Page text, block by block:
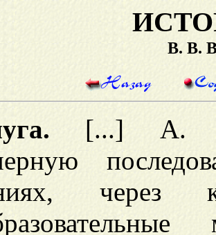
В. В.
[...] А. А.
через